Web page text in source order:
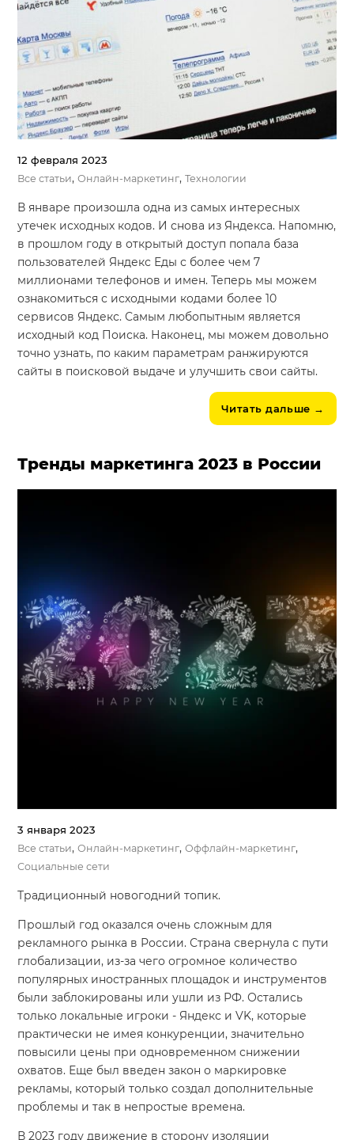
12 февраля 2023
Все статьи,Онлайн-маркетинг,Технологии
В январе произошла одна из самых интересных
утечек исходных кодов. И снова из Яндекса. Напомню,
в прошлом году в открытый доступ попала база
пользователей Яндекс Еды с более чем 7
миллионами телефонов и имен. Теперь мы можем
ознакомиться с исходными кодами более 10
сервисов Яндекс. Самым любопытным является
исходный код Поиска. Наконец, мы можем довольно
точно узнать, по каким параметрам ранжируются
сайты в поисковой выдаче и улучшить свои сайты.
Читать дальше →
Тренды маркетинга 2023 в России
3 января 2023
Все статьи,Онлайн-маркетинг,Оффлайн-маркетинг,
Социальные сети
Традиционный новогодний топик.
Прошлый год оказался очень сложным для
рекламного рынка в России. Страна свернула с пути
глобализации, из-за чего огромное количество
популярных иностранных площадок и инструментов
были заблокированы или ушли из РФ. Остались
только локальные игроки - Яндекс и VK, которые
практически не имея конкуренции, значительно
повысили цены при одновременном снижении
охватов. Еще был введен закон о маркировке
рекламы, который только создал дополнительные
проблемы и так в непростые времена.
В 2023 году движение в сторону изоляции